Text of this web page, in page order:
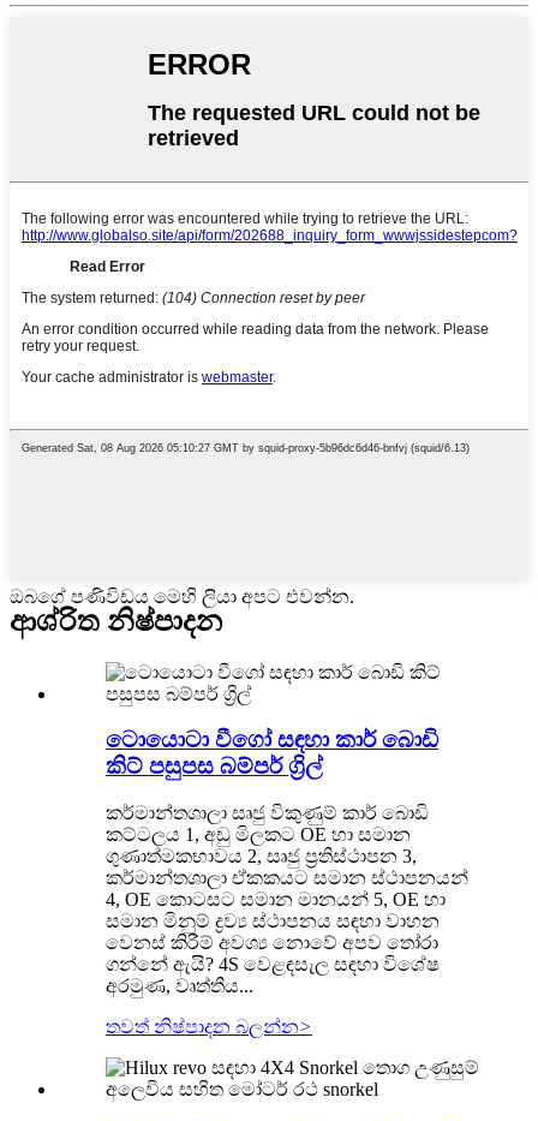
ඔබගේ පණිවිඩය මෙහි ලියා අපට එවන්න.
ආශ්රිත නිෂ්පාදන
ටොයොටා වීගෝ සඳහා කාර් බොඩි
කිට් පසුපස බම්පර් ග්‍රිල්
කර්මාන්තශාලා සෘජු විකුණුම් කාර් බොඩි
කට්ටලය 1, අඩු මිලකට OE හා සමාන
ගුණාත්මකභාවය 2, සෘජු ප්‍රතිස්ථාපන 3,
කර්මාන්තශාලා ඒකකයට සමාන ස්ථාපනයන්
4, OE කොටසට සමාන මානයන් 5, OE හා
සමාන මිනුම් ද්‍රව්‍ය ස්ථාපනය සඳහා වාහන
වෙනස් කිරීම් අවශ්‍ය නොවේ අපව තෝරා
ගන්නේ ඇයි? 4S වෙළඳසැල සඳහා විශේෂ
අරමුණ, වෘත්තීය...
තවත් නිෂ්පාදන බලන්න>